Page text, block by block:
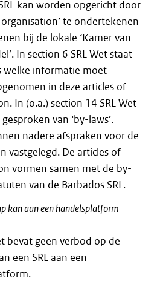
kan worden opgericht door
organisation’ te ondertekenen
bij de lokale ‘Kamer van
In section 6 SRL Wet staat
welke informatie moet
in deze articles of
In (o.a.) section 14 SRL Wet
van ‘by-laws’.
nadere afspraken voor de
vastgelegd. De articles of
vormen samen met de by-
van de Barbados SRL.
kan aan een handelsplatform
bevat geen verbod op de
een SRL aan een